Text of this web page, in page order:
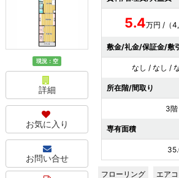
現況：空
詳細
お気に入り
お問い合せ
5.4万円 /（
敷金/礼金/保証金/敷
なし / なし /
所在階/間取り
3
専有面積
フローリング エア